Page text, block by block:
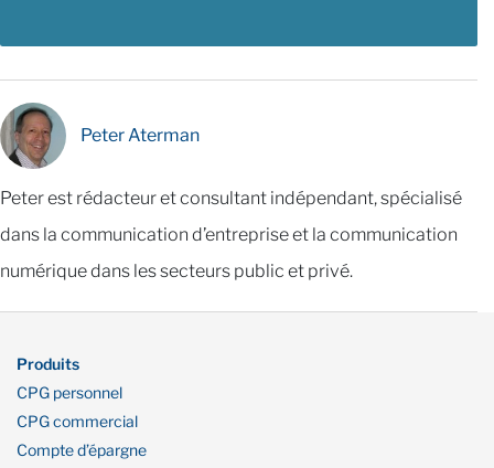
Peter Aterman
Peter est rédacteur et consultant indépendant, spécialisé
dans la communication d’entreprise et la communication
numérique dans les secteurs public et privé.
Produits
CPG personnel
CPG commercial
Compte d’épargne